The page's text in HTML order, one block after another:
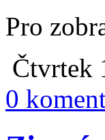
Pro
Čtvrtek
0